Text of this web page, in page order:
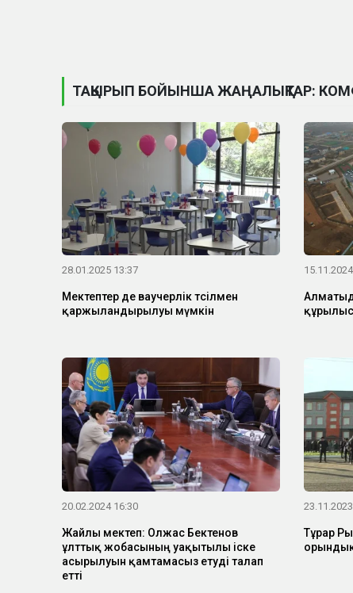
ТАҚЫРЫП БОЙЫНША ЖАҢАЛЫҚТАР:
28.01.2025 13:37
Мектептер де ваучерлік тәсілмен
қаржыландырылуы мүмкін
20.02.2024 16:30
Жайлы мектеп: Олжас Бектенов
ұлттық жобасының уақытылы іске
асырылуын қамтамасыз етуді талап
етті
Тұрар